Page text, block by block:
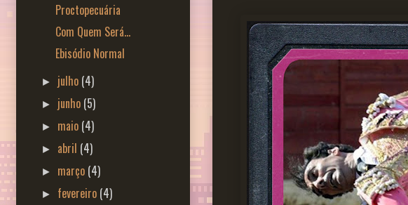
Proctopecuária
Com Quem Será...
Ebisódio Normal
► julho (4)
► junho (5)
► maio (4)
► abril (4)
► março (4)
► fevereiro (4)